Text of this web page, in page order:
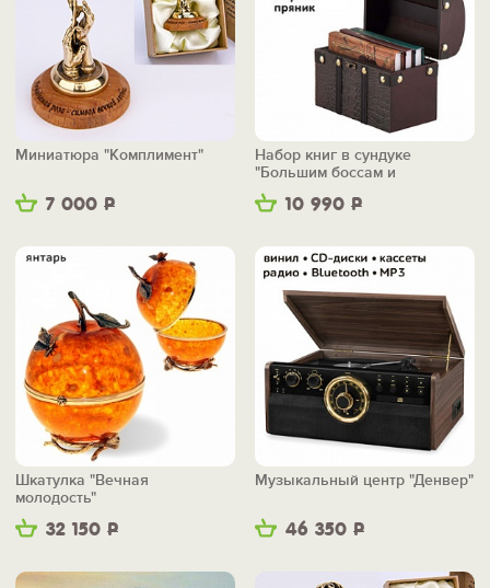
7 000 Р
Миниатюра "Комплимент"
10 990 Р
Набор книг в сундуке
"Большим боссам и
маленьким"
32 150 Р
Шкатулка "Вечная
молодость"
46 350 Р
Музыкальный центр "Денвер"